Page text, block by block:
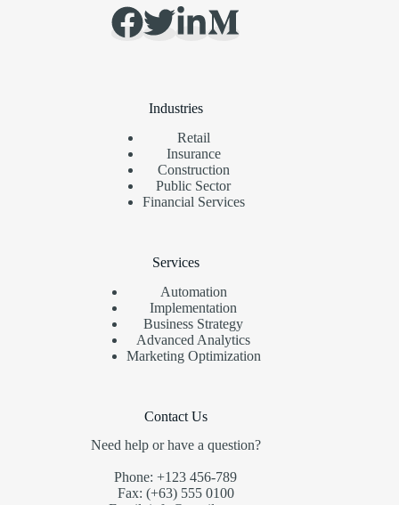
Industries
Retail
Insurance
Construction
Public Sector
Financial Services
Services
Automation
Implementation
Business Strategy
Advanced Analytics
Marketing Optimization
Contact Us
Need help or have a question?
Phone: +123 456-789
Fax: (+63) 555 0100